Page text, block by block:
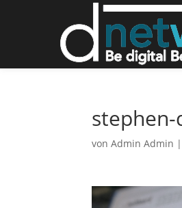
stephen-
vonAdmin Admin |